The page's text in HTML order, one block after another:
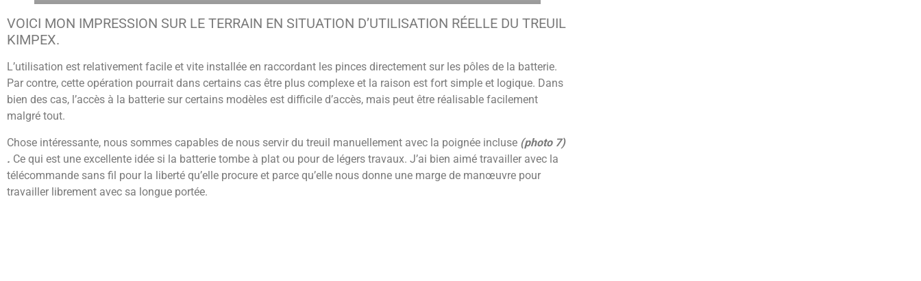
VOICI MON IMPRESSION SUR LE TERRAIN EN SITUATION D’UTILISATION RÉELLE DU TREUIL
KIMPEX.
L’utilisation est relativement facile et vite installée en raccordant les pinces directement sur les pôles de la batterie.
Par contre, cette opération pourrait dans certains cas être plus complexe et la raison est fort simple et logique. Dans
bien des cas, l’accès à la batterie sur certains modèles est difficile d’accès, mais peut être réalisable facilement
malgré tout.
Chose intéressante, nous sommes capables de nous servir du treuil manuellement avec la poignée incluse (photo 7)
. Ce qui est une excellente idée si la batterie tombe à plat ou pour de légers travaux. J’ai bien aimé travailler avec la
télécommande sans fil pour la liberté qu’elle procure et parce qu’elle nous donne une marge de manœuvre pour
travailler librement avec sa longue portée.